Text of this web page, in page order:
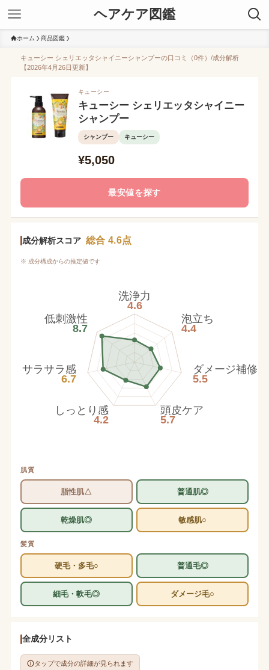
ヘアケア図鑑
ホーム 商品図鑑
キューシー シェリエッタシャイニーシャンプーの口コミ（0件）/成分解析
【2026年4月26日更新】
キューシー
キューシー シェリエッタシャイニー
シャンプー
シャンプー キューシー
¥5,050
最安値を探す
成分解析スコア 総合 4.6点
※ 成分構成からの推定値です
洗浄力
4.6
泡立ち
4.4
ダメージ補修
5.5
頭皮ケア
5.7
しっとり感
4.2
サラサラ感
6.7
低刺激性
8.7
肌質
脂性肌△ 普通肌◎
乾燥肌◎ 敏感肌○
髪質
硬毛・多毛○ 普通毛◎
細毛・軟毛◎ ダメージ毛○
全成分リスト
タップで成分の詳細が見られます